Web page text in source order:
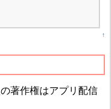
↑
著作権はアプリ配信